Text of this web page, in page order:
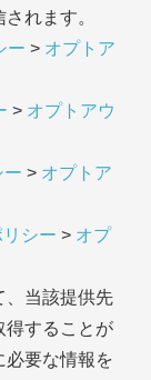
れます。
ー > オプトア
> オプトアウ
ー > オプトア
シー > オプ
、当該提供先
得することが
必要な情報を